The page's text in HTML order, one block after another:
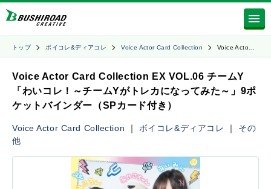
トップ ボイコレ&ディアコレ Voice Actor Card Collection Voice Acto…
Voice Actor Card Collection EX VOL.06 チームY
「わいコレ！～チームYがトレカになってみた～」9ポ
ケットバインダー（SPカード付き）
Voice Actor Card Collection ｜ ボイコレ&ディアコレ ｜ その
他